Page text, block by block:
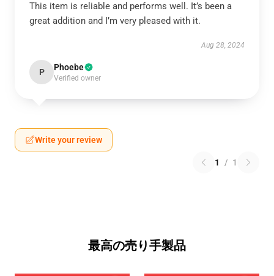
This item is reliable and performs well. It’s been a
great addition and I’m very pleased with it.
Aug 28, 2024
P Phoebe
Verified owner
Write your review
1 / 1
最高の売り手製品